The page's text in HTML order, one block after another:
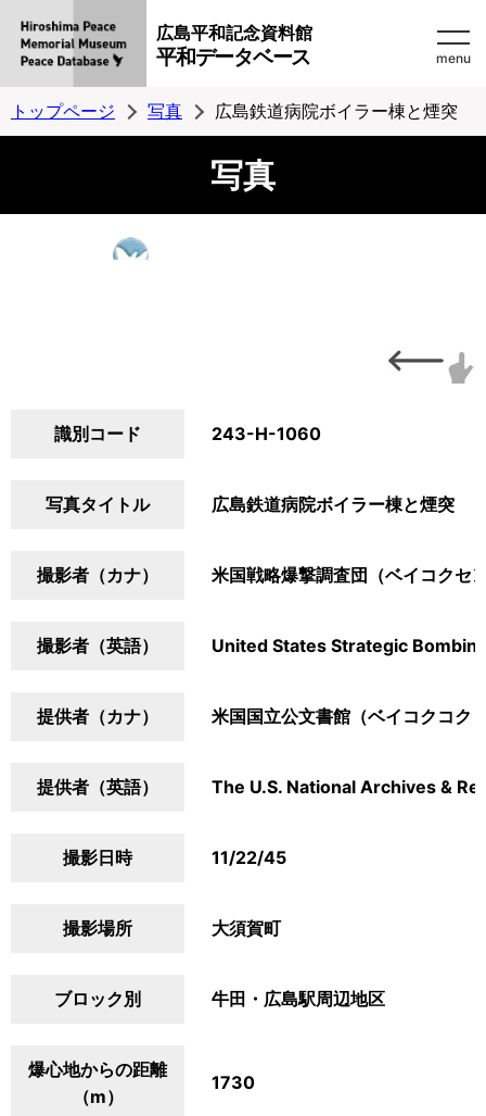
広島平和記念資料館
平和データベース menu
トップページ 写真 広島鉄道病院ボイラー棟と煙突
写真
識別コード 243-H-1060
写真タイトル 広島鉄道病院ボイラー棟と煙突
撮影者（カナ） 米国戦略爆撃調査団（ベイコクセ
撮影者（英語） United States Strategic
提供者（カナ） 米国国立公文書館（ベイコクコク
提供者（英語） The U.S. National Archives &
撮影日時 11/22/45
撮影場所 大須賀町
ブロック別 牛田・広島駅周辺地区
爆心地からの距離
（m）
1730